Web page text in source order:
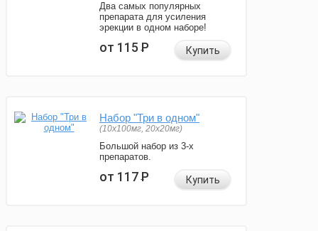
Два самых популярных
препарата для усиления
эрекции в одном наборе!
от 115Р Купить
Набор "Три в одном"
(10x100мг, 20x20мг)
Большой набор из 3-х
препаратов.
от 117Р Купить